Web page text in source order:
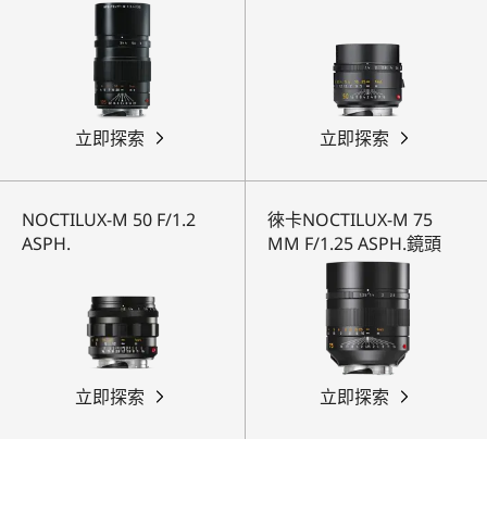
立即探索 立即探索
NOCTILUX-M 50 F/1.2
ASPH.
立即探索
徠卡NOCTILUX-M 75
MM F/1.25 ASPH.鏡頭
立即探索